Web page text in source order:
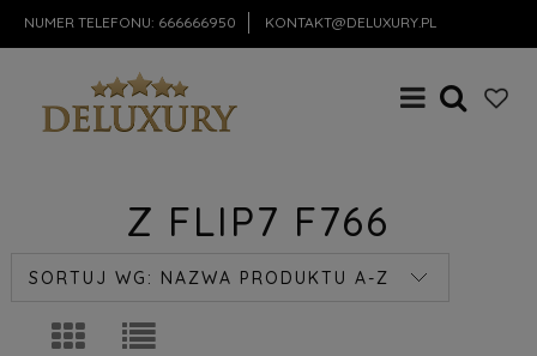
NUMER TELEFONU: 666666950 KONTAKT@DELUXURY.PL
Z FLIP7 F766
SORTUJ WG: NAZWA PRODUKTU A-Z